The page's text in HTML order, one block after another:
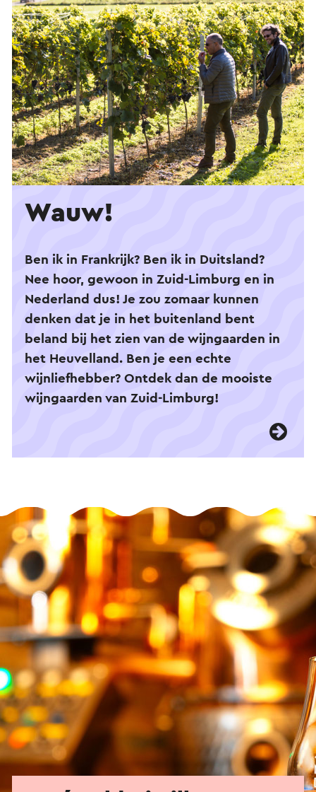
Wauw!
Ben ik in Frankrijk? Ben ik in Duitsland?
Nee hoor, gewoon in Zuid-Limburg en in
Nederland dus! Je zou zomaar kunnen
denken dat je in het buitenland bent
beland bij het zien van de wijngaarden in
het Heuvelland. Ben je een echte
wijnliefhebber? Ontdek dan de mooiste
wijngaarden van Zuid-Limburg!